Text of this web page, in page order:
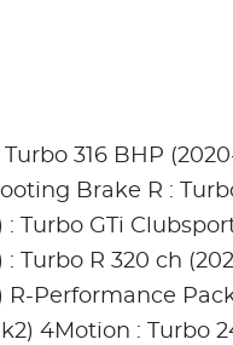
316 BHP
Brake R :
: Turbo GTi
Turbo R 320 ch
R-Performance
4Motion : Turbo